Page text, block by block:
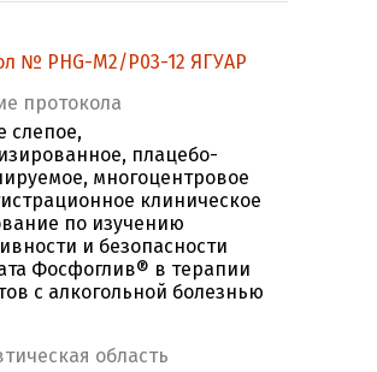
№ PHG-M2/P03-12 ЯГУАР
протокола
слепое,
плацебо-
многоцентровое
клиническое
по изучению
и безопасности
Фосфоглив® в терапии
с алкогольной болезнью
область